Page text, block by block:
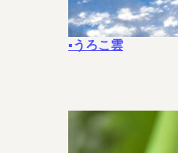
▪うろこ雲